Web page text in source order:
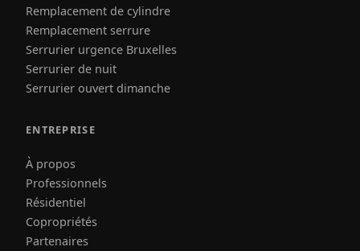
Remplacement de cylindre
Remplacement serrure
Serrurier urgence Bruxelles
Serrurier de nuit
Serrurier ouvert dimanche
ENTREPRISE
À propos
Professionnels
Résidentiel
Copropriétés
Partenaires